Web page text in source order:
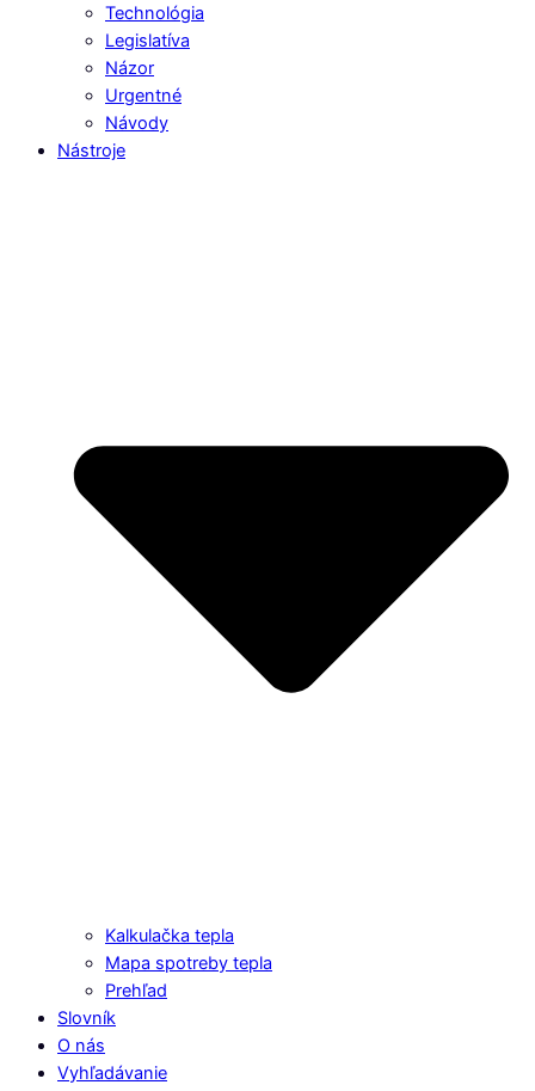
Technológia
Legislatíva
Názor
Urgentné
Návody
Nástroje
Kalkulačka tepla
Mapa spotreby tepla
Prehľad
Slovník
O nás
Vyhľadávanie